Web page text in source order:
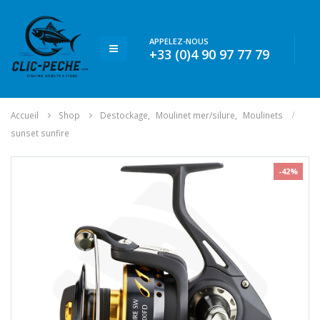
APPELEZ-NOUS
+33 (0)4 90 97 77 79
Accueil Shop Destockage Moulinet mer/silure
Moulinets
sunset sunfire
-42%